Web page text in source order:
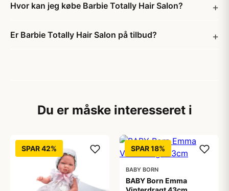
Hvor kan jeg købe Barbie Totally Hair Salon?
Er Barbie Totally Hair Salon på tilbud?
Du er måske interesseret i
SPAR 42% SPAR 18%
BABY BORN
BABY Born Emma